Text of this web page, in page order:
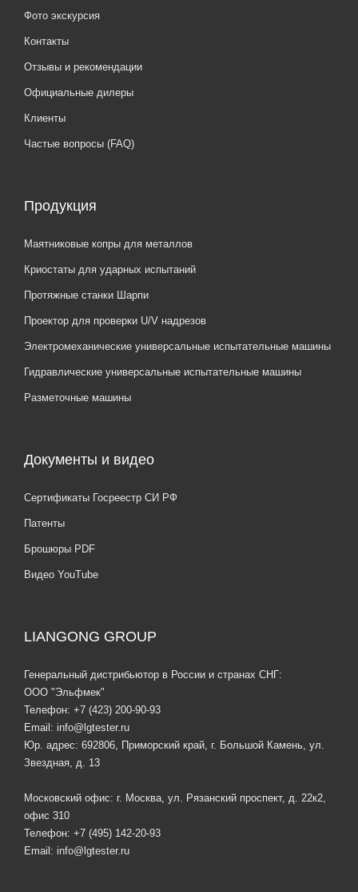
Фото экскурсия
Контакты
Отзывы и рекомендации
Официальные дилеры
Клиенты
Частые вопросы (FAQ)
Продукция
Маятниковые копры для металлов
Криостаты для ударных испытаний
Протяжные станки Шарпи
Проектор для проверки U/V надрезов
Электромеханические универсальные испытательные машины
Гидравлические универсальные испытательные машины
Разметочные машины
Документы и видео
Сертификаты Госреестр СИ РФ
Патенты
Брошюры PDF
Видео YouTube
LIANGONG GROUP
Генеральный дистрибьютор в России и странах СНГ:
ООО "Эльфмек"
Телефон: +7 (423) 200-90-93
Email: info@lgtester.ru
Юр. адрес: 692806, Приморский край, г. Большой Камень, ул.
Звездная, д. 13
Московский офис: г. Москва, ул. Рязанский проспект, д. 22к2,
офис 310
Телефон: +7 (495) 142-20-93
Email: info@lgtester.ru